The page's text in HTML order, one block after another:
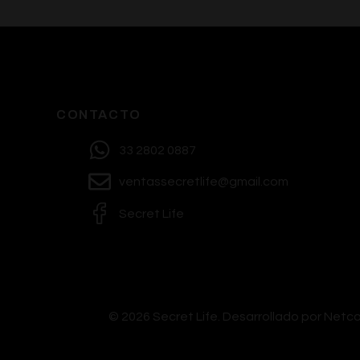
CONTACTO
33 2802 0887
ventassecretlife@gmail.com
Secret Life
© 2026 Secret Life. Desarrollado por